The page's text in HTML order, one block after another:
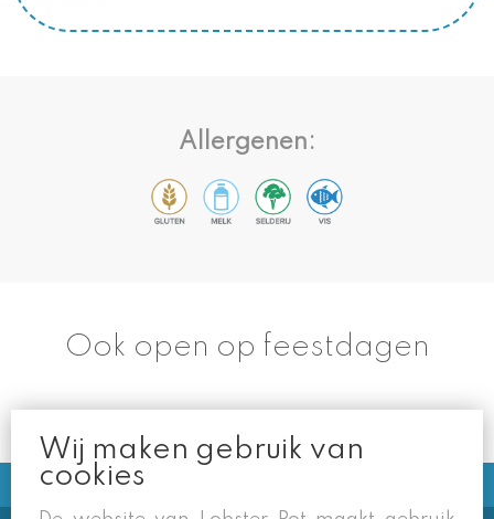
Allergenen:
Ook open op feestdagen
Wij maken gebruik van
cookies